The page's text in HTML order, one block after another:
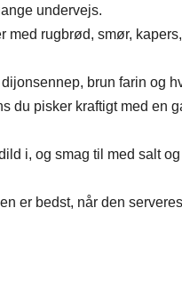
undervejs.
rugbrød, smør,
brun farin og
du pisker kraftigt med en
i, og smag til med salt
er bedst, når den